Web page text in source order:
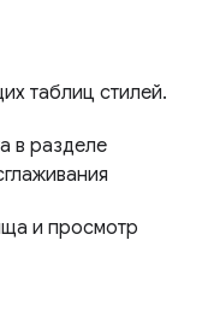
таблиц стилей.
в разделе
и просмотр